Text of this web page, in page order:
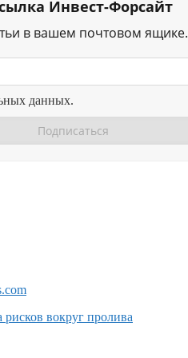
Инвест-Форсайт
в вашем почтовом ящике.
данных.
рисков вокруг пролива